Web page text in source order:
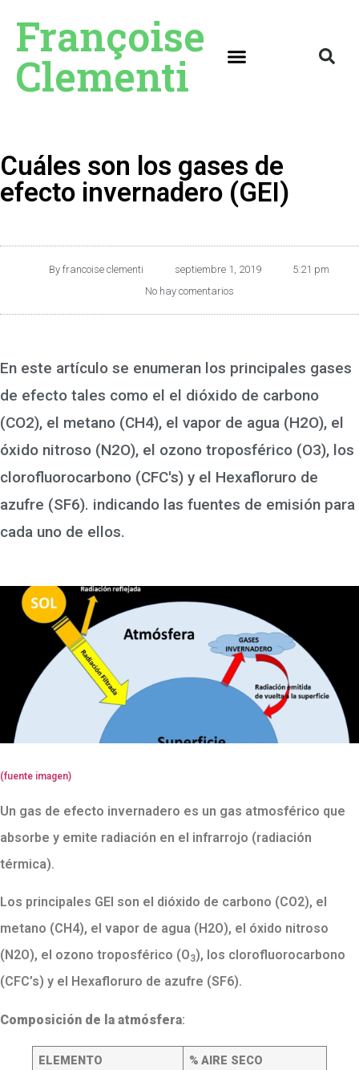
Françoise
Clementi
Cuáles son los gases de
efecto invernadero (GEI)
By francoise clementi septiembre 1, 2019
5:21 pm
No hay comentarios
En este artículo se enumeran los principales gases
de efecto tales como el el dióxido de carbono
(CO2), el metano (CH4), el vapor de agua (H2O), el
óxido nitroso (N2O), el ozono troposférico (O3), los
clorofluorocarbono (CFC's) y el Hexafloruro de
azufre (SF6). indicando las fuentes de emisión para
cada uno de ellos.
(fuente imagen)
Un gas de efecto invernadero es un gas atmosférico que
absorbe y emite radiación en el infrarrojo (radiación
térmica).
Los principales GEI son el dióxido de carbono (CO2), el
metano (CH4), el vapor de agua (H2O), el óxido nitroso
(N2O), el ozono troposférico (O3), los clorofluorocarbono
(CFC’s) y el Hexafloruro de azufre (SF6).
Composición de la atmósfera:
ELEMENTO % AIRE SECO